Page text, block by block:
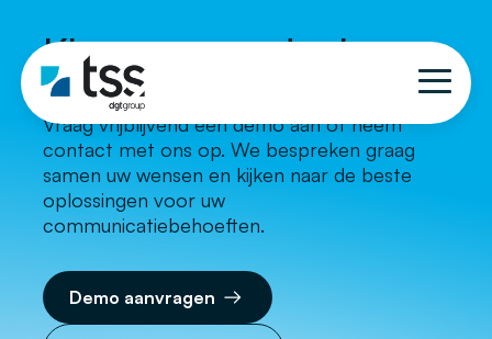
Klaar om aan de slag te
gaan?
Vraag vrijblijvend een demo aan of neem
contact met ons op. We bespreken graag
samen uw wensen en kijken naar de beste
oplossingen voor uw
communicatiebehoeften.
Demo aanvragen